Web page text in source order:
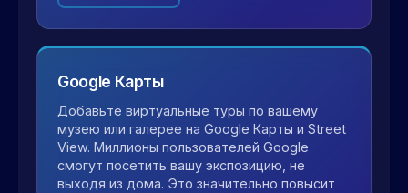
Google Карты
Добавьте виртуальные туры по вашему
музею или галерее на Google Карты и Street
View. Миллионы пользователей Google
смогут посетить вашу экспозицию, не
выходя из дома. Это значительно повысит